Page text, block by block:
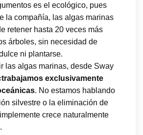
es el ecológico, pues
la compañía, las algas marinas
retener hasta 20 veces más
árboles, sin necesidad de
ni plantarse.
las algas marinas, desde Sway
trabajamos exclusivamente
. No estamos hablando
silvestre o la eliminación de
crece naturalmente